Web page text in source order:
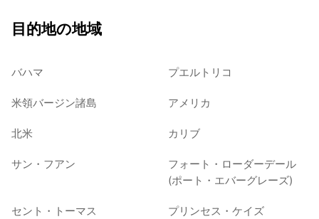
目的地の地域
バハマ プエルトリコ
米領バージン諸島 アメリカ
北米 カリブ
サン・フアン
フォート・ローダーデール
(ポート・エバーグレーズ)
セント・トーマス プリンセス・ケイズ